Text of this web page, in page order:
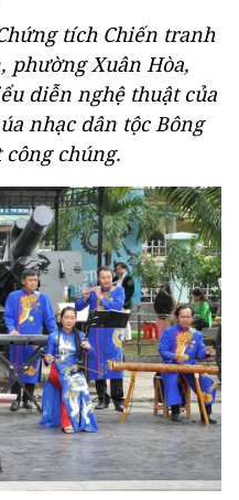
tích Chiến tranh
phường Xuân Hòa,
diễn nghệ thuật của
nhạc dân tộc Bông
chúng.